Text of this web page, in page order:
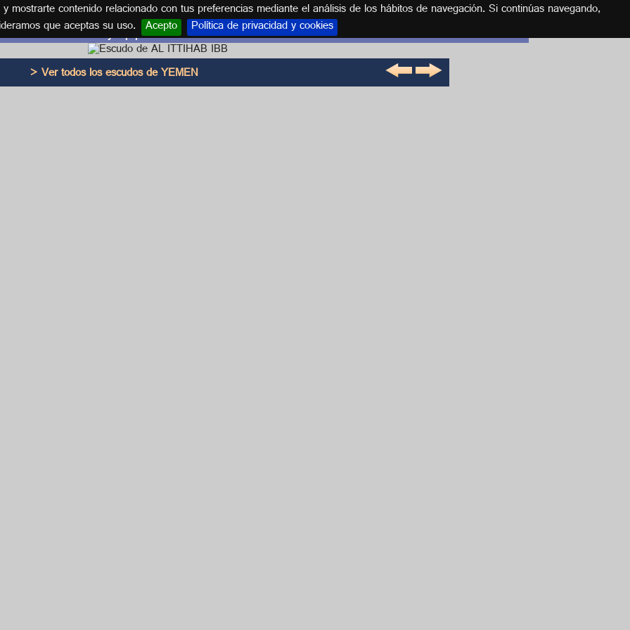
mostrarte contenido relacionado con tus preferencias mediante el análisis de los hábitos de navegación. Si continúas navegando,
que aceptas su uso. Acepto Política de privacidad y cookies
Escudo y equipación AL ITTIHAB IBB
> Ver todos los escudos de YEMEN